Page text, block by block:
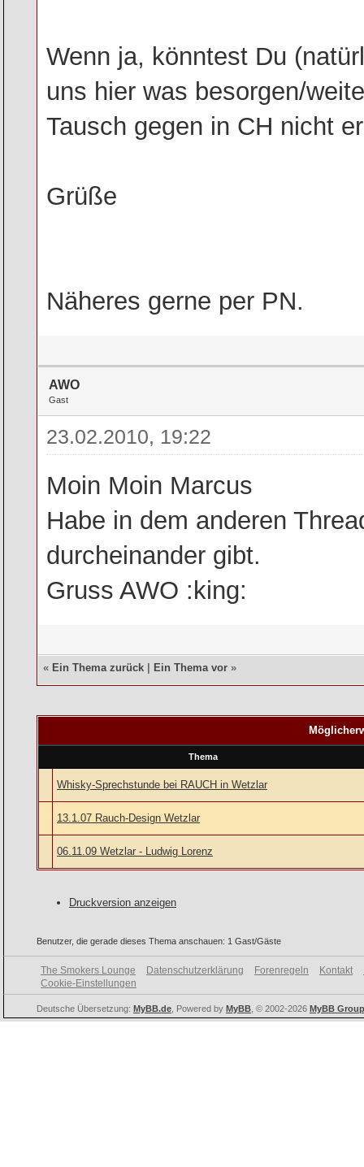
Wenn ja, könntest Du
uns hier was besorgen/
Tausch gegen in CH nicht
Grüße
Näheres gerne per PN.
AWO
Gast
23.02.2010, 19:22
Moin Moin Marcus
Habe in dem anderen
durcheinander gibt.
Gruss AWO :king:
« Ein Thema zurück Ein Thema vor »
Thema
Whisky-Sprechstunde bei RAUCH in Wetzlar
13.1.07 Rauch-Design Wetzlar
06.11.09 Wetzlar - Ludwig Lorenz
Druckversion anzeigen
Benutzer, die gerade dieses Thema anschauen: 1 Gast/Gäste
The Smokers Lounge Datenschutzerklärung Forenregeln Kontakt
Cookie-Einstellungen
Deutsche Übersetzung: MyBB.de , Powered by MyBB , © 2002-2026 MyBB Group